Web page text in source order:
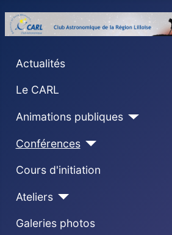
Actualités
Le CARL
Animations publiques
Conférences
Cours d'initiation
Ateliers
Galeries photos